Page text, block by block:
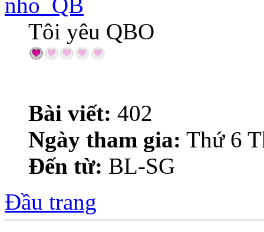
nho_QB
Tôi yêu QBO
Bài viết: 402
Ngày tham gia: Thứ 6
Đến từ: BL-SG
Đầu trang